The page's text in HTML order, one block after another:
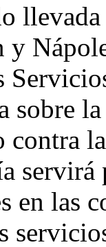
sobre
contra
servirá
en las